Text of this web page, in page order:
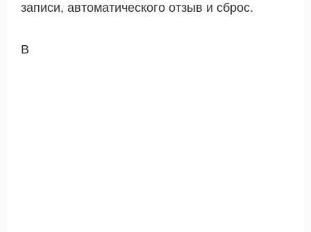
записи, автоматического отзыв и сброс.
В